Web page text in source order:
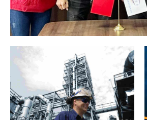
Xi lanh khí ống liền
mạch
laboratory materials metallurgy